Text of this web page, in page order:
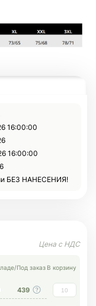
16:00:00
16:00:00
БЕЗ НАНЕСЕНИЯ!
/Под заказ В корзину
439